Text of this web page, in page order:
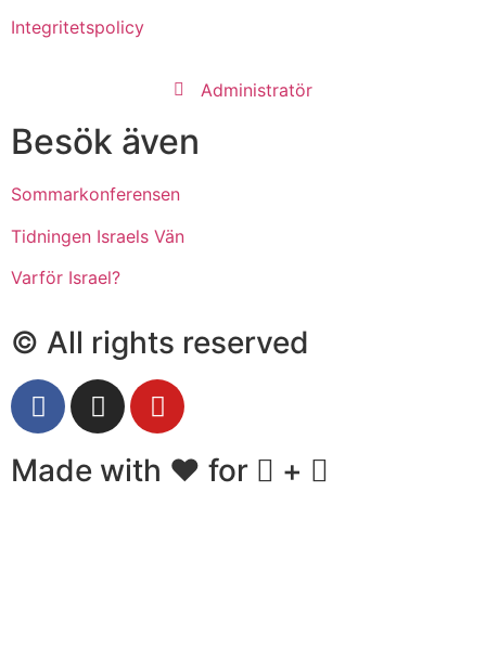
Integritetspolicy
Administratör
Besök även
Sommarkonferensen
Tidningen Israels Vän
Varför Israel?
© All rights reserved
Made with ❤ for +